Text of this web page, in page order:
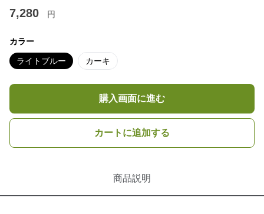
7,280 円
カラー
ライトブルー カーキ
購入画面に進む
カートに追加する
商品説明